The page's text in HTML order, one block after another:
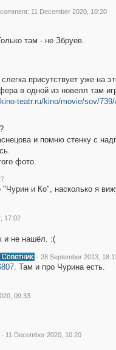
11 December 2020, 10:20
там - не Збруев.
присутствует уже на
в одной из новелл там
teatr.ru/kino/movie/sov/
и помню стенку с
фото.
"Чурин и Ко", насколько я
17:02
и не нашёл. :(
· 28 September 2013,
. Там и про Чурина есть.
09:33
· 11 December 2020, 10:20